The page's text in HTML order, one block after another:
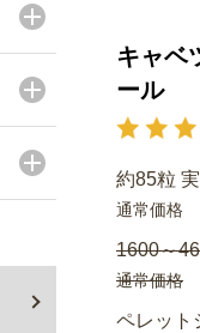
キャベ
ール
約85粒
通常価格
1600～
通常価格
ペレット